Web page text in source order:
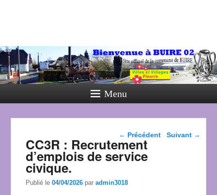
Menu
Navigation dans les
← Précédent Suivant →
CC3R : Recrutement
d’emplois de service
civique.
Publié le04/04/2026 paradmin3018